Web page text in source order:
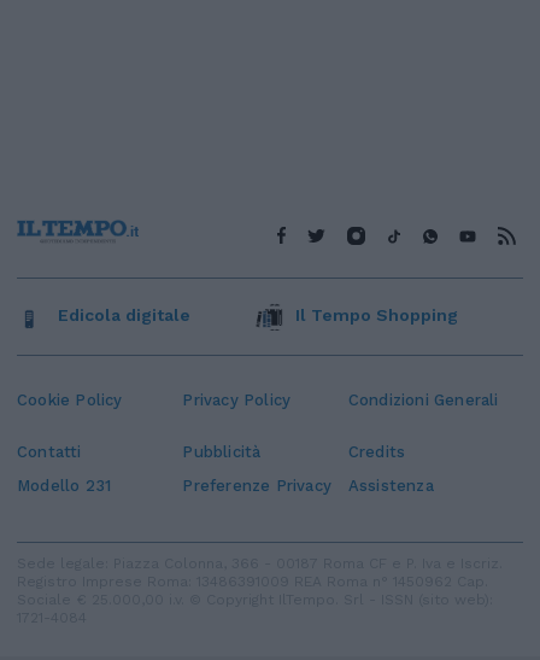
Cookie Policy Privacy Policy Condizioni Generali
Contatti Pubblicità
Credits
Modello 231
Preferenze Privacy Assistenza
Edicola digitale Il Tempo Shopping